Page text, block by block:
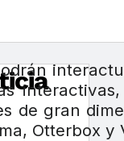
de gran
Otterbox y